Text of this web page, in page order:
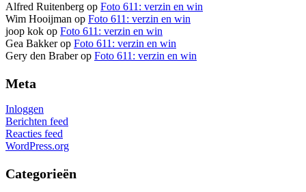
Alfred Ruitenberg op Foto 611: verzin en win
Wim Hooijman op Foto 611: verzin en win
joop kok op Foto 611: verzin en win
Gea Bakkerop Foto 611: verzin en win
Gery den Braberop Foto 611: verzin en win
Meta
Inloggen
Berichten feed
Reacties feed
WordPress.org
Categorieën